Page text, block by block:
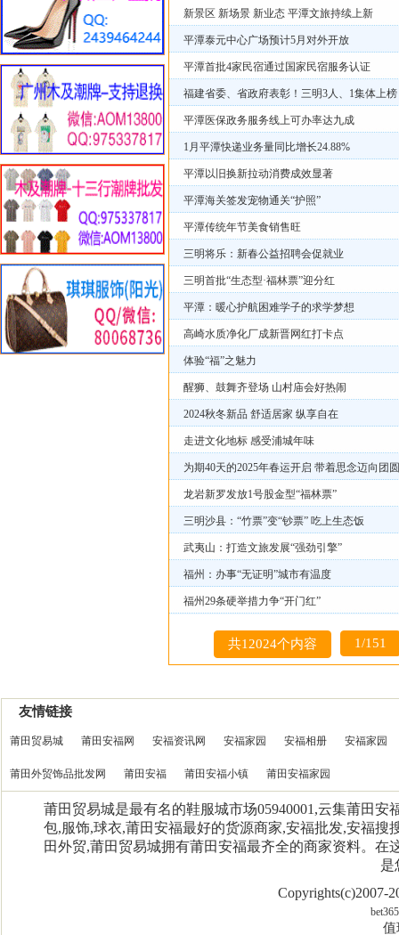
新景区 新场景 新业态 平潭文旅持续上新
平潭泰元中心广场预计5月对外开放
平潭首批4家民宿通过国家民宿服务认证
福建省委、省政府表彰！三明3人、1集体上榜
平潭医保政务服务线上可办率达九成
1月平潭快递业务量同比增长24.88%
平潭以旧换新拉动消费成效显著
平潭海关签发宠物通关“护照”
平潭传统年节美食销售旺
三明将乐：新春公益招聘会促就业
三明首批“生态型·福林票”迎分红
平潭：暖心护航困难学子的求学梦想
高崎水质净化厂成新晋网红打卡点
体验“福”之魅力
醒狮、鼓舞齐登场 山村庙会好热闹
2024秋冬新品 舒适居家 纵享自在
走进文化地标 感受浦城年味
为期40天的2025年春运开启 带着思念迈向团圆
龙岩新罗发放1号股金型“福林票”
三明沙县：“竹票”变“钞票” 吃上生态饭
武夷山：打造文旅发展“强劲引擎”
福州：办事“无证明”城市有温度
福州29条硬举措力争“开门红”
共12024个内容 1/151
友情链接
莆田贸易城 莆田安福网 安福资讯网 安福家园 安福相册 安福家园
莆田外贸饰品批发网 莆田安福 莆田安福小镇 莆田安福家园
莆田贸易城是最有名的鞋服城市场05940001,云集莆田
包,服饰,球衣,莆田安福最好的货源商家,安福批发,安福
田外贸,莆田贸易城拥有莆田安福最齐全的商家资料。
是
Copyrights(c)2007-
bet365
值